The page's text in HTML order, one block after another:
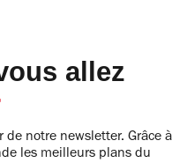
allez
de notre newsletter. Grâce à
les meilleurs plans du